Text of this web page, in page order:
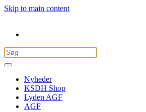
Skip to main content
Nyheder
KSDH Shop
Lyden AGF
AGF